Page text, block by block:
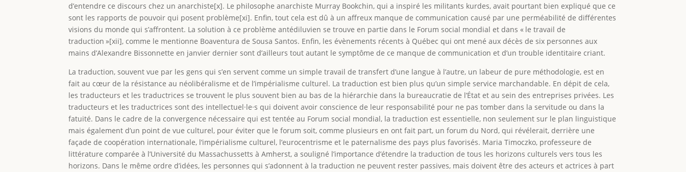
d’entendre ce discours chez un anarchiste[x]. Le philosophe anarchiste Murray Bookchin, qui a inspiré les militants kurdes, avait pourtant bien expliqué que ce
sont les rapports de pouvoir qui posent problème[xi]. Enfin, tout cela est dû à un affreux manque de communication causé par une perméabilité de différentes
visions du monde qui s’affrontent. La solution à ce problème antédiluvien se trouve en partie dans le Forum social mondial et dans « le travail de
traduction »[xii], comme le mentionne Boaventura de Sousa Santos. Enfin, les évènements récents à Québec qui ont mené aux décès de six personnes aux
mains d’Alexandre Bissonnette en janvier dernier sont d’ailleurs tout autant le symptôme de ce manque de communication et d’un trouble identitaire criant.
La traduction, souvent vue par les gens qui s’en servent comme un simple travail de transfert d’une langue à l’autre, un labeur de pure méthodologie, est en
fait au cœur de la résistance au néolibéralisme et de l’impérialisme culturel. La traduction est bien plus qu’un simple service marchandable. En dépit de cela,
les traducteurs et les traductrices se trouvent le plus souvent bien au bas de la hiérarchie dans la bureaucratie de l’État et au sein des entreprises privées. Les
traducteurs et les traductrices sont des intellectuel·le·s qui doivent avoir conscience de leur responsabilité pour ne pas tomber dans la servitude ou dans la
fatuité. Dans le cadre de la convergence nécessaire qui est tentée au Forum social mondial, la traduction est essentielle, non seulement sur le plan linguistique
mais également d’un point de vue culturel, pour éviter que le forum soit, comme plusieurs en ont fait part, un forum du Nord, qui révélerait, derrière une
façade de coopération internationale, l’impérialisme culturel, l’eurocentrisme et le paternalisme des pays plus favorisés. Maria Timoczko, professeure de
littérature comparée à l’Université du Massachussetts à Amherst, a souligné l’importance d’étendre la traduction de tous les horizons culturels vers tous les
horizons. Dans le même ordre d’idées, les personnes qui s’adonnent à la traduction ne peuvent rester passives, mais doivent être des acteurs et actrices à part